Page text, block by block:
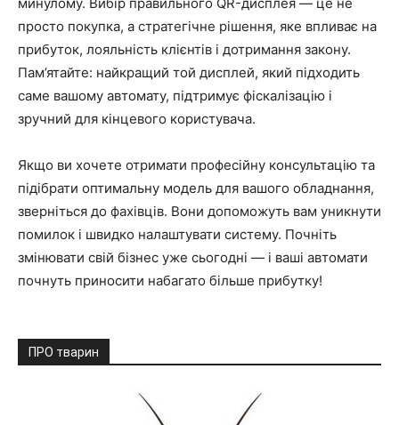
просто покупка, а стратегічне рішення, яке впливає на
прибуток, лояльність клієнтів і дотримання закону.
Пам’ятайте: найкращий той дисплей, який підходить
саме вашому автомату, підтримує фіскалізацію і
зручний для кінцевого користувача.
Якщо ви хочете отримати професійну консультацію та
підібрати оптимальну модель для вашого обладнання,
зверніться до фахівців. Вони допоможуть вам уникнути
помилок і швидко налаштувати систему. Почніть
змінювати свій бізнес уже сьогодні — і ваші автомати
почнуть приносити набагато більше прибутку!
ПРО тварин